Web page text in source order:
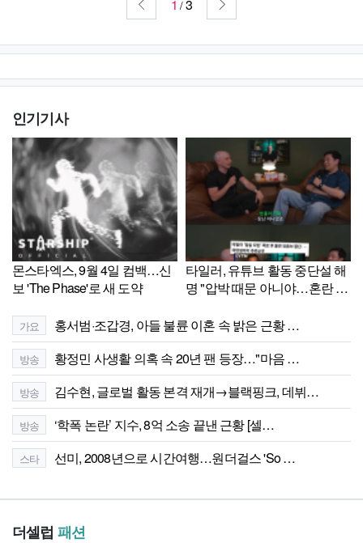
1 /3
인기기사
몬스타엑스, 9월 4일 컴백…신
보 'The Phase'로 새 도약
타일러, 유튜브 활동 중단설 해
명 "압박 때문 아니야…혼란 드
가요 홍서범·조갑경, 아들 불륜 이혼 속 밝은 근황 …
방송 황정민 사생활 의혹 속 20년 팬 등장…"마음 …
방송 김수현, 글로벌 활동 본격 재개→블랙핑크, 데뷔…
방송 ‘학폭 논란’ 지수, 8억 소송 끝낸 근황 [셀…
스타 선미, 2008년으로 시간여행…원더걸스 'So …
더셀럽 패션